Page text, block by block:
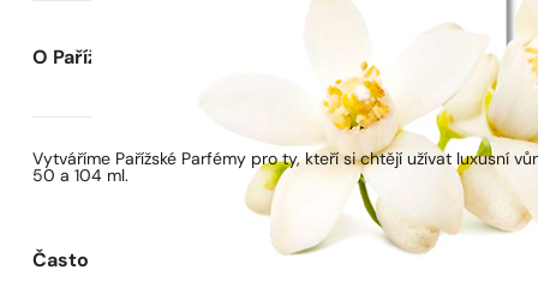
O Pařížských Parfémech
Vytváříme Pařížské Parfémy pro ty, kteří si chtějí užívat luxusní
50 a 104 ml.
Často kladené otázky